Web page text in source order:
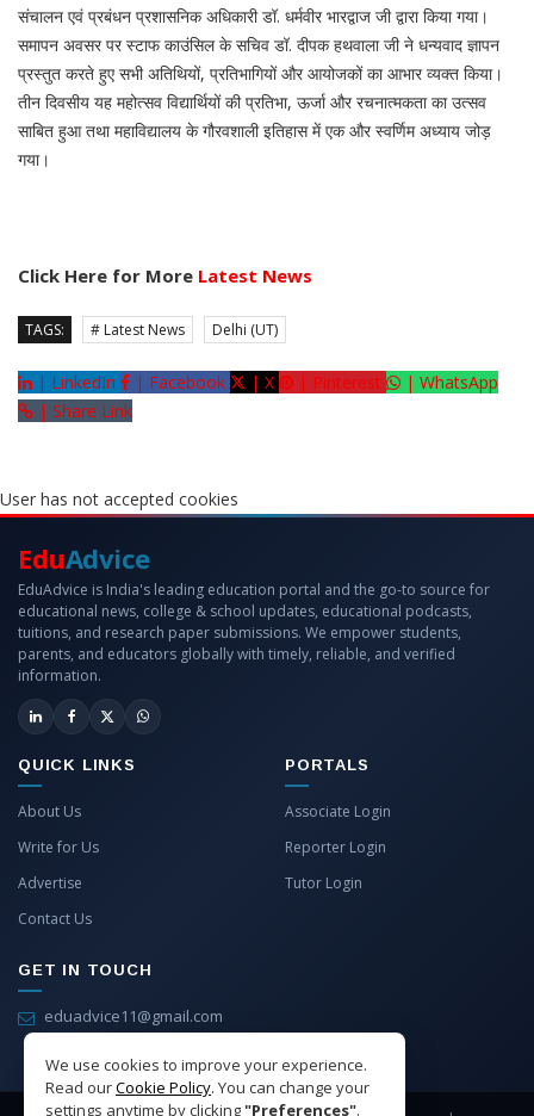
संचालन एवं प्रबंधन प्रशासनिक अधिकारी डॉ. धर्मवीर भारद्वाज जी द्वारा किया गया।
समापन अवसर पर स्टाफ काउंसिल के सचिव डॉ. दीपक हथवाला जी ने धन्यवाद ज्ञापन
प्रस्तुत करते हुए सभी अतिथियों, प्रतिभागियों और आयोजकों का आभार व्यक्त किया।
तीन दिवसीय यह महोत्सव विद्यार्थियों की प्रतिभा, ऊर्जा और रचनात्मकता का उत्सव
साबित हुआ तथा महाविद्यालय के गौरवशाली इतिहास में एक और स्वर्णिम अध्याय जोड़
गया।
Click Here for More Latest News
TAGS: # Latest News Delhi (UT)
| LinkedIn | Facebook | X | Pinterest | WhatsApp
| Share Link
User has not accepted cookies
We use cookies to improve your experience.
Read ourCookie Policy. You can change your
settings anytime by clicking"Preferences".
EduAdvice
EduAdvice is India's leading education portal and the go-to source for
educational news, college & school updates, educational podcasts,
tuitions, and research paper submissions. We empower students,
parents, and educators globally with timely, reliable, and verified
information.
QUICK LINKS
About Us
Write for Us
Advertise
Contact Us
PORTALS
Associate Login
Reporter Login
Tutor Login
GET IN TOUCH
eduadvice11@gmail.com